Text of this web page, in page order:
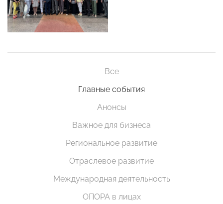
Все
Главные события
Анонсы
Важное для бизнеса
Региональное развитие
Отраслевое развитие
Международная деятельность
ОПОРА в лицах